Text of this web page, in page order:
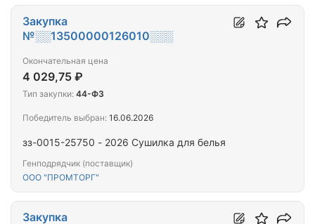
зз-0015-25750 - 2026 Сушилка для белья
Генподрядчик (поставщик)
ООО "ПРОМТОРГ"
Закупка
№░░13500000126010░░░
Окончательная цена
4 029,75 ₽
Тип закупки: 44-ФЗ
Победитель выбран: 16.06.2026
Закупка